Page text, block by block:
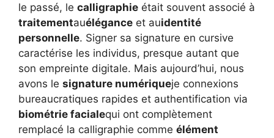
le passé, le calligraphie était souvent associé à
traitementauélégance et auidentité
personnelle. Signer sa signature en cursive
caractérise les individus, presque autant que
son empreinte digitale. Mais aujourd’hui, nous
avons le signature numériqueje connexions
bureaucratiques rapides et authentification via
biométrie facialequi ont complètement
remplacé la calligraphie comme élément